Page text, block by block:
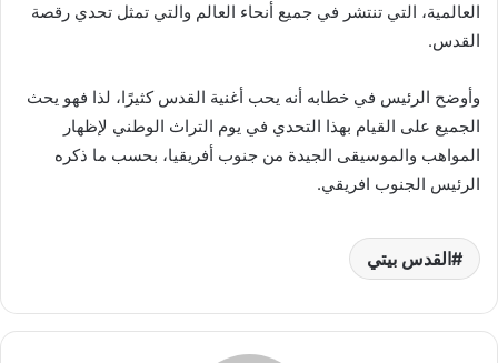
العالمية، التي تنتشر في جميع أنحاء العالم والتي تمثل تحدي رقصة
القدس.
وأوضح الرئيس في خطابه أنه يحب أغنية القدس كثيرًا، لذا فهو يحث
الجميع على القيام بهذا التحدي في يوم التراث الوطني لإظهار
المواهب والموسيقى الجيدة من جنوب أفريقيا، بحسب ما ذكره
الرئيس الجنوب افريقي.
القدس بيتي